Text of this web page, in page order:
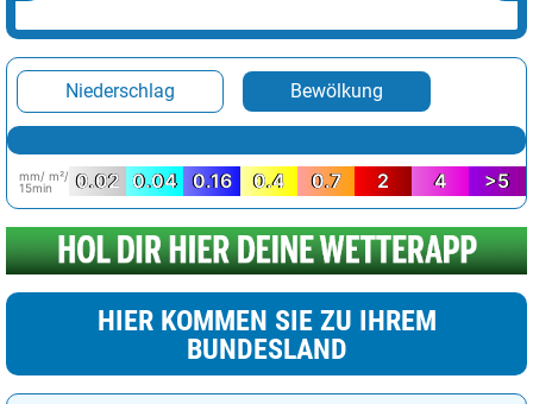
Niederschlag Bewölkung
mm/ m²/
15min
0.02 0.04 0.16 0.4 0.7 2 4 >5
HIER KOMMEN SIE ZU IHREM
BUNDESLAND